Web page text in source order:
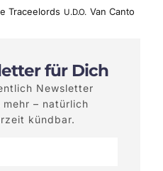
Traceelords U.D.O. Van Canto
für Dich
Newsletter
– natürlich
kündbar.